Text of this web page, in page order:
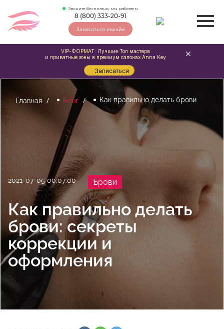
Звоните бесплатно, мы работаем
8 (800) 333-20-91
Записаться онлайн
Главная Блог Как правильно делать брови
2021-07-05 00:07:00 Брови
Как правильно делать
брови: секреты
коррекции и
оформления
VIP-ФОРМАТ: Лучшие Топ мастера
и приватные зоны в премиум салонах Anna Key
Записаться